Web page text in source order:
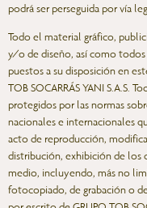
podrá ser perseguida por vía
Todo el material gráfico,
y/o de diseño, así como
puestos a su disposición en
TOB SOCARRÁS YANI S.A.S.
protegidos por las normas
nacionales e internacionales
acto de reproducción,
distribución, exhibición de los
medio, incluyendo, más no
fotocopiado, de grabación o